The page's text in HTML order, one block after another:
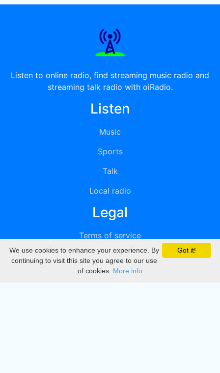
Listen to online radio, find streaming music radio and
streaming talk radio with oiRadio.
Listen
Music
Sports
Talk
Local radio
Legal
Terms of service
Privacy
DMCA
Got it!
We use cookies to enhance your experience. By
continuing to visit this site you agree to our use
of cookies. More info